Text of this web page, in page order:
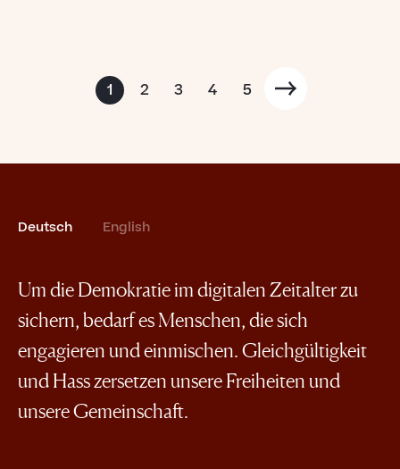
1 2 3 4 5
Deutsch English
Um die Demokratie im digitalen Zeitalter zu
sichern, bedarf es Menschen, die sich
engagieren und einmischen. Gleichgültigkeit
und Hass zersetzen unsere Freiheiten und
unsere Gemeinschaft.